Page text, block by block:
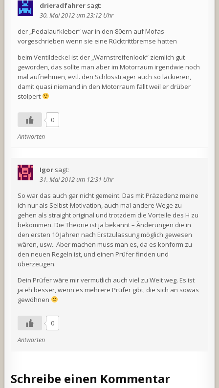
drieradfahrer sagt:
30. Mai 2012 um 23:12 Uhr
der „Pedalaufkleber“ war in den 80ern auf Mofas
vorgeschrieben wenn sie eine Rücktrittbremse hatten
beim Ventildeckel ist der „Warnstreifenlook“ ziemlich gut
geworden, das sollte man aber im Motorraum irgendwie noch
mal aufnehmen, evtl. den Schlossträger auch so lackieren,
damit quasi niemand in den Motorraum fällt weil er drüber
stolpert
0
Antworten
Igor sagt:
31. Mai 2012 um 12:31 Uhr
So war das auch gar nicht gemeint. Das mit Präzedenz meine
ich nur als Selbst-Motivation, auch mal andere Wege zu
gehen als straight original und trotzdem die Vorteile des H zu
bekommen. Die Theorie ist ja bekannt – Änderungen die in
den ersten 10 Jahren nach Erstzulassung möglich gewesen
wären, usw.. Aber machen muss man es, da es konform zu
den neuen Regeln ist, und einen Prüfer finden und
überzeugen.
Dein Prüfer wäre mir vermutlich auch viel zu Weit weg. Es ist
ja eh besser, wenn es mehrere Prüfer gibt, die sich an sowas
gewöhnen
0
Antworten
Schreibe einen Kommentar